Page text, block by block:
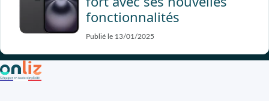
fonctionnalités
Publié le 13/01/2025